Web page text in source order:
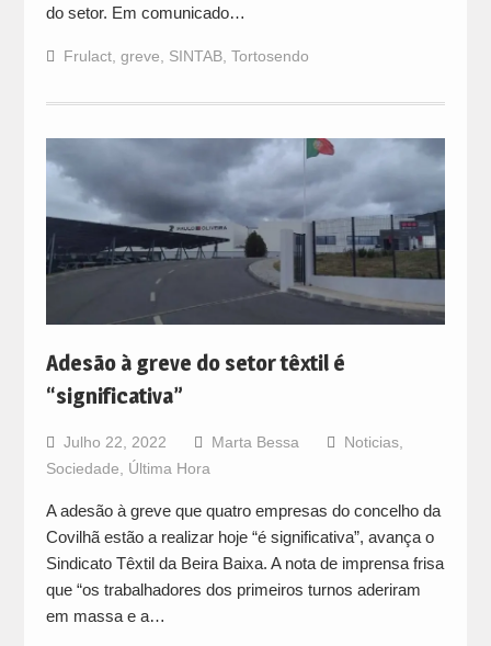
do setor. Em comunicado…
Frulact, greve SINTAB, Tortosendo
Adesão à greve do setor têxtil é
“significativa”
Julho 22, 2022 Marta Bessa Noticias,
Sociedade, Última Hora
A adesão à greve que quatro empresas do concelho da
Covilhã estão a realizar hoje “é significativa”, avança o
Sindicato Têxtil da Beira Baixa. A nota de imprensa frisa
que “os trabalhadores dos primeiros turnos aderiram
em massa e a…